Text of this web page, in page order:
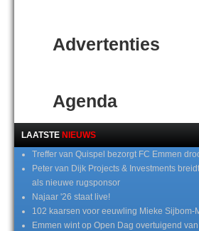
Advertenties
Agenda
LAATSTE NIEUWS
Treffer van Quispel bezorgt FC Emmen
Peter van Dijk Projects & Investments
als nieuwe rugsponsor
Najaar '26 staat live!
102 kaarsen voor eeuwling Mieke Sijbom-
Emmen wint op Open Dag overtuigend